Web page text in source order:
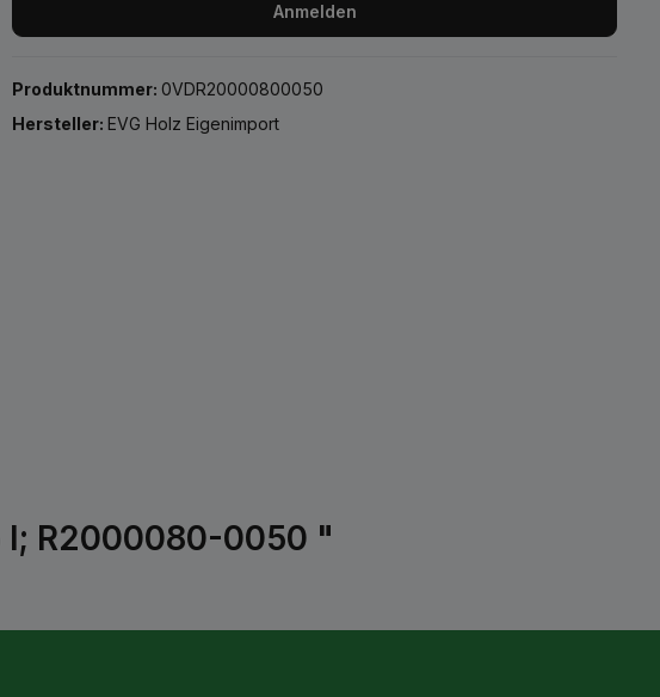
Anmelden
Produktnummer: 0VDR20000800050
Hersteller:EVG Holz Eigenimport
l; R2000080-0050 "